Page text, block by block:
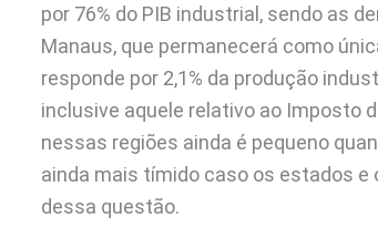
por 76% do PIB industrial, sendo as
Manaus, que permanecerá como
responde por 2,1% da produção
inclusive aquele relativo ao Imposto
nessas regiões ainda é pequeno
ainda mais tímido caso os estados
dessa questão.